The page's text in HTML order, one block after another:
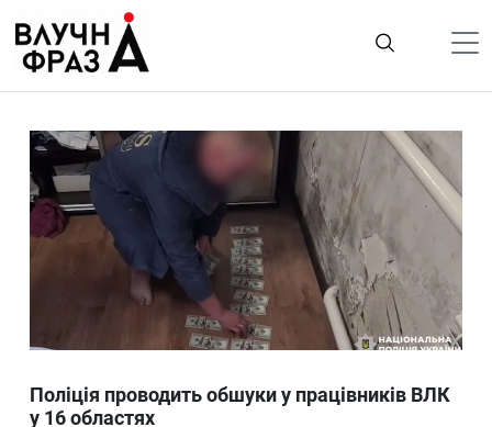
содержимому
Гроші
Життя
Лайфстайл
ТехноНаука
Ukraine
Поліція проводить обшуки у працівників ВЛК
у 16 областях